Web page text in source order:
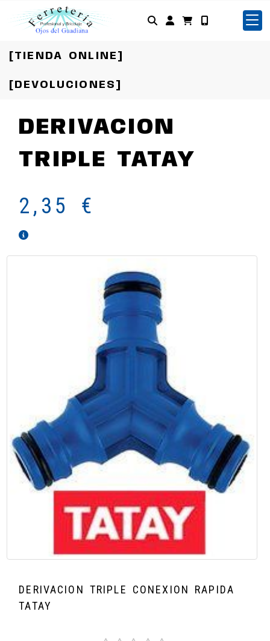
Identifícate
[TIENDA ONLINE]
[DEVOLUCIONES]
DERIVACION
TRIPLE TATAY
2,35 €
DERIVACION TRIPLE CONEXION RAPIDA
TATAY